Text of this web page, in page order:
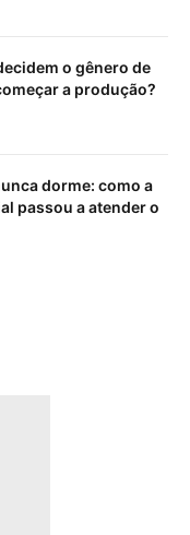
o gênero de
a produção?
dorme: como a
passou a atender o